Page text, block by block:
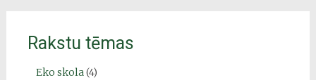
Rakstu tēmas
Eko skola(4)